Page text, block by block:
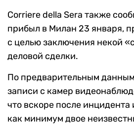
Corriere della Sera также
прибыл в Милан 23 января,
с целью заключения некой
деловой сделки.
По предварительным
записи с камер
что вскоре после
как минимум двое